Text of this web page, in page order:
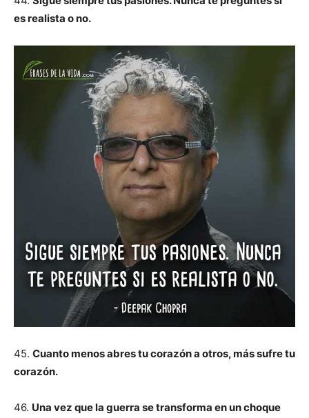
es realista o no.
45. Cuanto menos abres tu corazón a otros, más sufre tu
corazón.
46. Una vez que la guerra se transforma en un choque